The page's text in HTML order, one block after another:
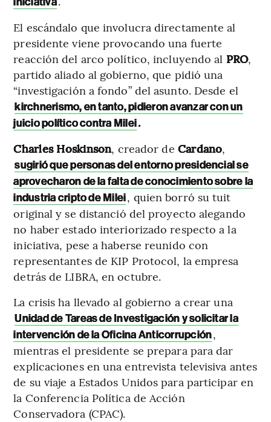
El escándalo que involucra directamente al
presidente viene provocando una fuerte
reacción del arco político, incluyendo al PRO,
partido aliado al gobierno, que pidió una
“investigación a fondo” del asunto. Desde el
kirchnerismo, en tanto, pidieron avanzar con un
juicio político contra Milei.
Charles Hoskinson, creador de Cardano,
sugirió que personas del entorno presidencial se
aprovecharon de la falta de conocimiento sobre la
industria cripto de Milei, quien borró su tuit
original y se distanció del proyecto alegando
no haber estado interiorizado respecto a la
iniciativa, pese a haberse reunido con
representantes de KIP Protocol, la empresa
detrás de LIBRA, en octubre.
La crisis ha llevado al gobierno a crear una
Unidad de Tareas de Investigación y solicitar la
intervención de la Oficina Anticorrupción,
mientras el presidente se prepara para dar
explicaciones en una entrevista televisiva antes
de su viaje a Estados Unidos para participar en
la Conferencia Política de Acción
Conservadora (CPAC).